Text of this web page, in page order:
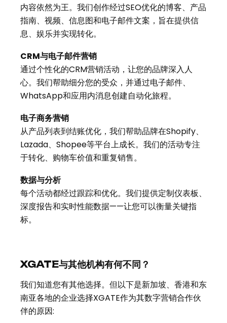
内容依然为王。我们创作经过SEO优化的博客、产品
指南、视频、信息图和电子邮件文案，旨在提供信
息、娱乐并实现转化。
CRM与电子邮件营销
通过个性化的CRM营销活动，让您的品牌深入人
心。我们帮助细分您的受众，并通过电子邮件、
WhatsApp和应用内消息创建自动化旅程。
电子商务营销
从产品列表到结账优化，我们帮助品牌在Shopify、
Lazada、Shopee等平台上成长。我们的活动专注
于转化、购物车价值和重复销售。
数据与分析
每个活动都经过跟踪和优化。我们提供定制仪表板、
深度报告和实时性能数据——让您可以衡量关键指
标。
XGATE与其他机构有何不同？
我们知道您有其他选择。但以下是新加坡、香港和东
南亚各地的企业选择XGATE作为其数字营销合作伙
伴的原因: